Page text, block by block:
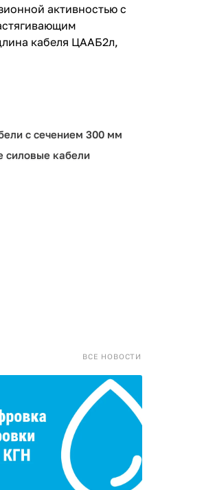
активностью с
кабеля ЦААБ2л,
с сечением 300 мм
силовые кабели
ВСЕ НОВОСТИ